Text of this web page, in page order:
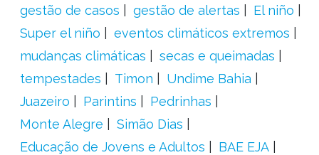
gestão de casos
gestão de alertas
El niño
Super el niño
eventos climáticos extremos
mudanças climáticas
secas e queimadas
tempestades
Timon
Undime Bahia
Juazeiro
Parintins
Pedrinhas
Monte Alegre
Simão Dias
Educação de Jovens e Adultos
BAE EJA